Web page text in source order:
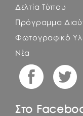
Δελτία Τύπου
Πρόγραμμα
Φωτογραφικό
Νέα
Στο